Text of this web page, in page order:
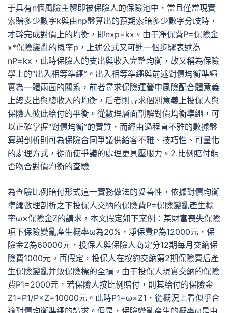
于具有n個風險主體即被保險人的保險池中，當且僅當現實
索賠多少數字k與由np盤算出的預期索賠多少數字分歧時，
才幹完成對價上的均衡，即nxp=kx。由于凈保費P=保險金
x*保險變亂的概率p，上述公式又可進一個步驟表述為
nP=kx，此時保險人的支出與收入完整均衡，故又稱為保險
學上的“出入相等準繩”。出入相等準繩與前述對價均衡準繩
實為一體兩面的關系，前者尋求保險運營中風險配合體意義
上總支出與總收入的均衡，后者則尋求個別意義上投保人與
保險人彼此給付的平衡。從數理層面剖解對價均衡準繩，可
以正確掌握“對價均衡”的實質，而經由過程直不雅的數據盤
算與剖析則可為保險合同爭議供給客不雅、技巧性、可量化
的處理方式，從而使爭議的處理更具壓服力。2.比例賠付能
否吻合對價均衡的查驗
為查驗比例賠付形式這一實務做法的妥善性，依據對價均衡
準繩數理剖析之下投保人交納的保險費P=保險變亂產生概
率ω×保險金Z的請求，本文假定如下案例：某財富喪失保險
項下保險變亂產生概率ω為20%，凈保費P為12000元，保
險金Z為60000元，投保人與保險人商定分12期每月交納保
險費1000元。再假定，投保人在按約交納第2期保險費后產
生保險變亂并致保險標的全損。由于投保人現實交納的保險
費P1=2000元，若保險人按比例賠付，則其給付的保險金
Z1=P1/P×Z=10000元。此時P1=ω×Z1，從概況上看似乎合
適對價均衡準繩的請求。但是，保險變亂產生的概率ω是由